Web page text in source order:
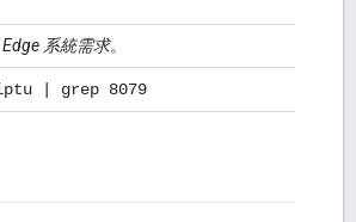
Edge 系統需求。
| grep 8079